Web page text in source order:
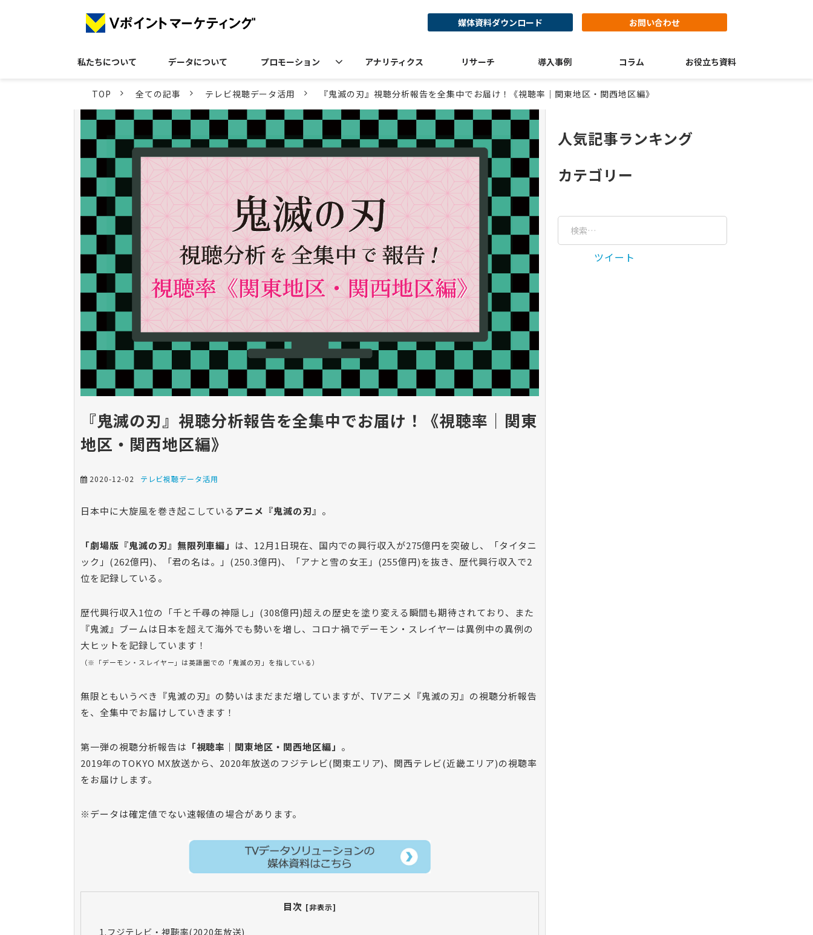
媒体資料ダウンロード お問い合わせ
私たちについて データについて プロモーション アナリティクス リサーチ 導入事例 コラム お役立ち資料
TOP 全ての記事 テレビ視聴データ活用 『鬼滅の刃』視聴分析報告を全集中でお届け！《視聴率｜関東地区・関西地区編》
『鬼滅の刃』視聴分析報告を全集中でお届け！《視聴率｜関東
地区・関西地区編》
2020-12-02 テレビ視聴データ活用
日本中に大旋風を巻き起こしている アニメ『鬼滅の刃』 。
「劇場版『鬼滅の刃』無限列車編」 は、12月1日現在、国内での興行収入が275億円を突破し、「タイタニ
ック」(262億円)、「君の名は。」(250.3億円)、「アナと雪の女王」(255億円)を抜き、歴代興行収入で2
位を記録している。
歴代興行収入1位の「千と千尋の神隠し」(308億円)超えの歴史を塗り変える瞬間も期待されており、また
『鬼滅』ブームは日本を超えて海外でも勢いを増し、コロナ禍でデーモン・スレイヤーは異例中の異例の
大ヒットを記録しています！
（※「デーモン・スレイヤー」は英語圏での「鬼滅の刃」を指している）
無限ともいうべき『鬼滅の刃』の勢いはまだまだ増していますが、TVアニメ『鬼滅の刃』の視聴分析報告
を、全集中でお届けしていきます！
第一弾の視聴分析報告は 「視聴率｜関東地区・関西地区編」 。
2019年のTOKYO MX放送から、2020年放送のフジテレビ(関東エリア)、関西テレビ(近畿エリア)の視聴率
をお届けします。
※データは確定値でない速報値の場合があります。
目次 [非表示]
1.フジテレビ・視聴率(2020年放送)
人気記事ランキング
カテゴリー
ツイート